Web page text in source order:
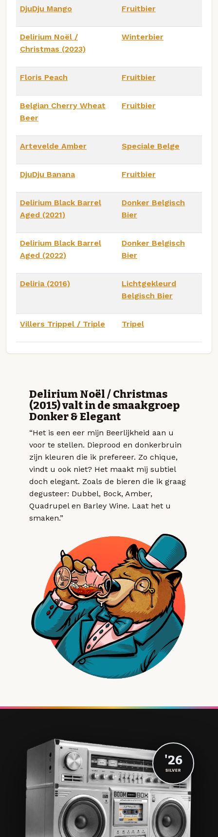
DjuDju Mango Fruitbier
Delirium Noël /
Christmas (2023)
Winterbier
Floris Peach Fruitbier
Belgian Cherry Wheat
Beer
Fruitbier
Artevelde Amber Speciale Belge
DjuDju Banana Fruitbier
Delirium Black Barrel
Aged (2021)
Donker Belgisch
Bier
Delirium Black Barrel
Aged (2022)
Donker Belgisch
Bier
Deliria (2016)
Lichtgekleurd
Belgisch Bier
Villers Trippel / Triple Tripel
Delirium Noël / Christmas
(2015) valt in de smaakgroep
Donker & Elegant
“Het is een eer mijn Beerlijkheid aan u
voor te stellen. Dieprood en donkerbruin
zijn kleuren die ik prefereer. Zo chique,
vindt u ook niet? Het maakt mij subtiel
doch elegant. Zoals de bieren die ik graag
degusteer: Dubbel, Bock, Amber,
Quadrupel en Barley Wine. Laat het u
smaken.”
'26
SILVER